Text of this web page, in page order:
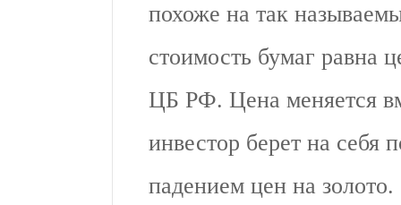
похоже на так
стоимость бумаг равна
ЦБ РФ. Цена меняется
инвестор берет на себя
падением цен на золото.